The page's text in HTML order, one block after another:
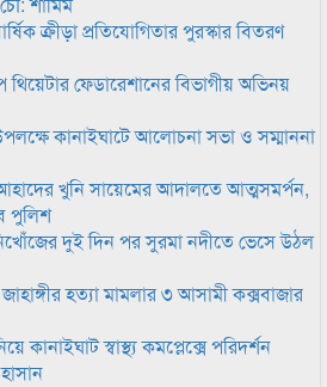
ক্রীড়া প্রতিযোগিতার পুরস্কার বিতরণ
থিয়েটার ফেডারেশানের বিভাগীয় অভিনয়
কানাইঘাটে আলোচনা সভা ও সম্মাননা
খুনি সায়েমের আদালতে আত্মসমর্পন,
পুলিশ
দুই দিন পর সুরমা নদীতে ভেসে উঠল
হত্যা মামলার ৩ আসামী কক্সবাজার
কানাইঘাট স্বাস্থ্য কমপ্লেক্সে পরিদর্শন